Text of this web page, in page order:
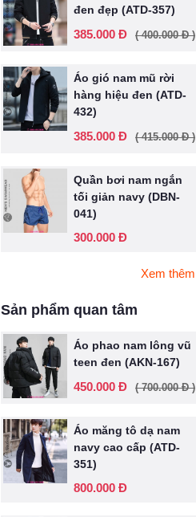
đen đẹp (ATD-357)
385.000 Đ ( 400.000 Đ )
Áo gió nam mũ rời
hàng hiệu đen (ATD-
432)
385.000 Đ ( 415.000 Đ )
Quần bơi nam ngắn
tối giản navy (DBN-
041)
300.000 Đ
Xem thêm
Sản phẩm quan tâm
Áo phao nam lông vũ
teen đen (AKN-167)
450.000 Đ ( 700.000 Đ )
Áo măng tô dạ nam
navy cao cấp (ATD-
351)
800.000 Đ